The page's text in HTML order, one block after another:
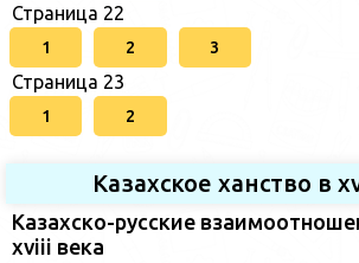
Страница 22
1 2 3
Страница 23
1 2
Казахское ханство в
Казахско-русские
xviii века